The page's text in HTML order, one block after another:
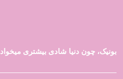
بونیک، چون دنیا شادی بیشتری میخواد